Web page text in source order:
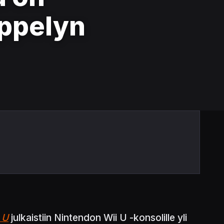
julkaistiin Nintendon Wii U -konsolille yli